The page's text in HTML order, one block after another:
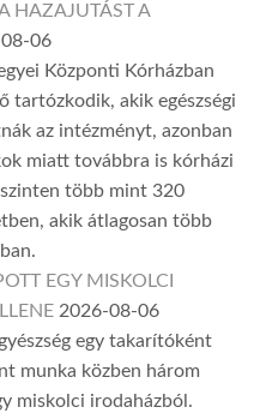
HAZAJUTÁST A
06
Központi Kórházban
tartózkodik, akik egészségi
az intézményt, azonban
miatt továbbra is kórházi
több mint 320
akik átlagosan több
EGY MISKOLCI
2026-08-06
egy takarítóként
munka közben három
miskolci irodaházból.